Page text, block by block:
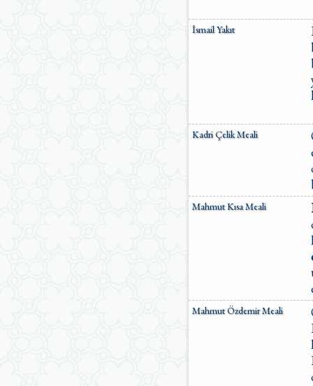
İsmail Yakıt
Kadri Çelik Meali
Mahmut Kısa Meali
Mahmut Özdemir Meali